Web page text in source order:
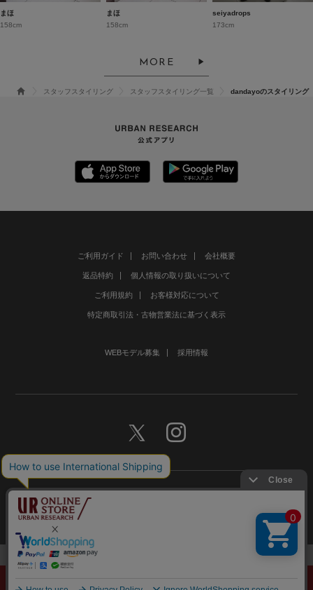
まほ
158cm
まほ
158cm
seiyadrops
173cm
MORE
スタッフスタイリング スタッフスタイリング一覧 dandayoのスタイリング
ご利用ガイド お問い合わせ 会社概要
返品特約 個人情報の取り扱いについて
ご利用規約 お客様対応について
特定商取引法・古物営業法に基づく表示
WEBモデル募集 採用情報
©URBAN RESEARCH Co., Ltd.All rights Reserved.